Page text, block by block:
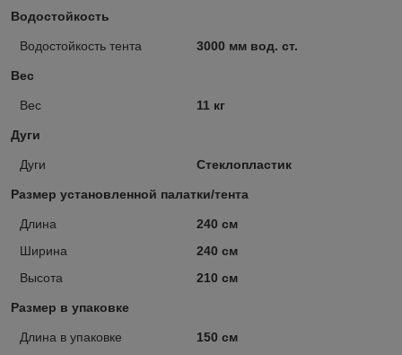
Водостойкость
Водостойкость тента 3000 мм вод. ст.
Вес
Вес 11 кг
Дуги
Дуги Стеклопластик
Размер установленной палатки/тента
Длина
240 см
Ширина
240 см
Высота
210 см
Размер в упаковке
Длина в упаковке
150 см